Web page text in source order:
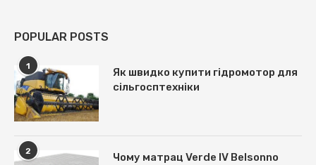
POPULAR POSTS
1
Як швидко купити гідромотор для
сільгосптехніки
2
Чому матрац Verde IV Belsonno